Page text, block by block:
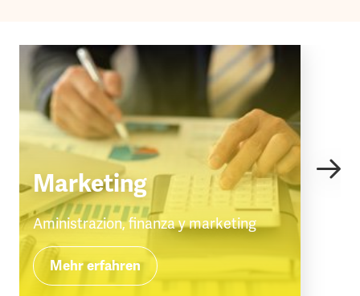
Marketing
Aministrazion, finanza y marketing
Mehr erfahren